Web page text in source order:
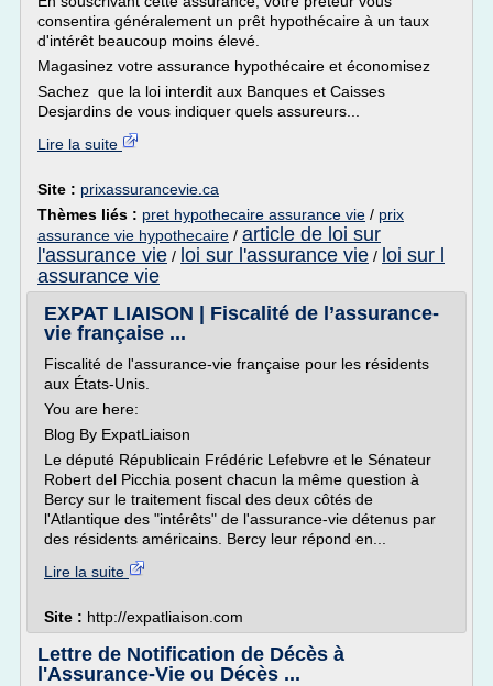
consentira généralement un prêt hypothécaire à un taux
d'intérêt beaucoup moins élevé.
Magasinez votre assurance hypothécaire et économisez
Sachez que la loi interdit aux Banques et Caisses
Desjardins de vous indiquer quels assureurs...
Lire la suite
Site : prixassurancevie.ca
Thèmes liés : pret hypothecaire assurance vie / prix
assurance vie hypothecaire / article de loi sur
l'assurance vie / loi sur l'assurance vie / loi sur l
assurance vie
EXPAT LIAISON | Fiscalité de l’assurance-
vie française ...
Fiscalité de l'assurance-vie française pour les résidents
aux États-Unis.
You are here:
Blog By ExpatLiaison
Le député Républicain Frédéric Lefebvre et le Sénateur
Robert del Picchia posent chacun la même question à
Bercy sur le traitement fiscal des deux côtés de
l'Atlantique des "intérêts" de l'assurance-vie détenus par
des résidents américains. Bercy leur répond en...
Lire la suite
Site : http://expatliaison.com
Lettre de Notification de Décès à
l'Assurance-Vie ou Décès ...